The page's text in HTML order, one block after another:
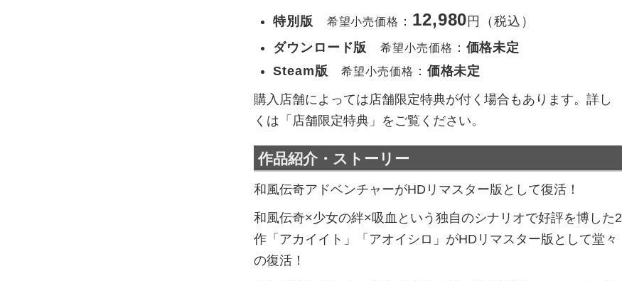
特別版 希望小売価格 ： 12,980 円（税込）
ダウンロード版
希望小売価格 ： 価格未定
Steam版
希望小売価格 ： 価格未定
購入店舗によっては店舗限定特典が付く場合もあります。詳し
くは「店舗限定特典」をご覧ください。
作品紹介・ストーリー
和風伝奇アドベンチャーがHDリマスター版として復活！
和風伝奇×少女の絆×吸血という独自のシナリオで好評を博した2
作「アカイイト」「アオイシロ」がHDリマスター版として堂々
の復活！